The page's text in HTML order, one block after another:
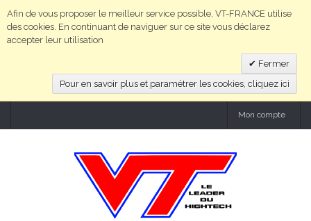
Afin de vous proposer le meilleur service possible, VT-FRANCE utilise
des cookies. En continuant de naviguer sur ce site vous déclarez
accepter leur utilisation
Fermer
Pour en savoir plus et paramétrer les cookies, cliquez ici
Mon compte